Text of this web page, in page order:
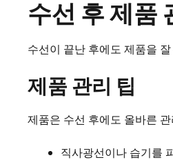
수선 후 제품
수선이 끝난 후에도 제품을
제품 관리 팁
제품은 수선 후에도 올바른
직사광선이나 습기를